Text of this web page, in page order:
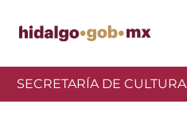
SECRETARÍA DE CULTURA